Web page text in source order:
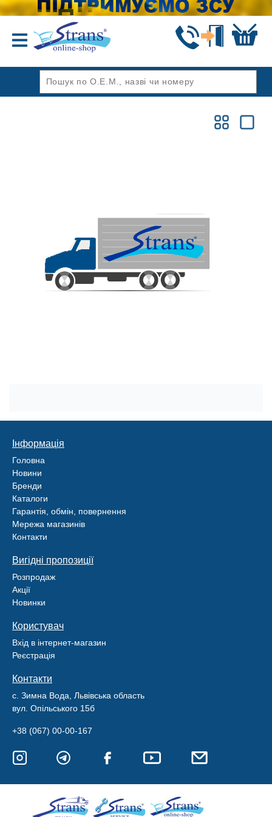
Інформація
Головна
Новини
Бренди
Каталоги
Гарантія, обмін, повернення
Мережа магазинів
Контакти
Вигідні пропозиції
Розпродаж
Акції
Новинки
Користувач
Вхід в інтернет-магазин
Реєстрація
Контакти
с. Зимна Вода, Львівська область
вул. Опільського 15б
+38 (067) 00-00-167